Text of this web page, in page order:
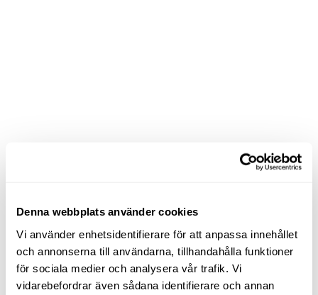
Denna webbplats använder cookies
Vi använder enhetsidentifierare för att anpassa innehållet
och annonserna till användarna, tillhandahålla funktioner
för sociala medier och analysera vår trafik. Vi
vidarebefordrar även sådana identifierare och annan